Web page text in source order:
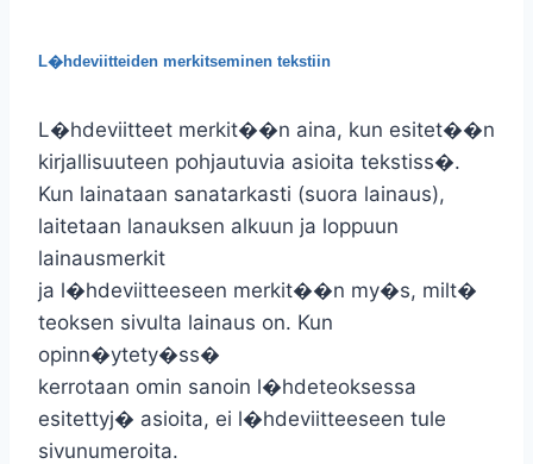
L�hdeviitteiden merkitseminen tekstiin
L�hdeviitteet merkit��n aina, kun esitet��n
kirjallisuuteen pohjautuvia asioita tekstiss�.
Kun lainataan sanatarkasti (suora lainaus),
laitetaan lanauksen alkuun ja loppuun
lainausmerkit
ja l�hdeviitteeseen merkit��n my�s, milt�
teoksen sivulta lainaus on. Kun
opinn�ytety�ss�
kerrotaan omin sanoin l�hdeteoksessa
esitettyj� asioita, ei l�hdeviitteeseen tule
sivunumeroita.